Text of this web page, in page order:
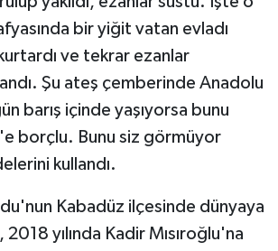
bir yiğit vatan evladı
ve tekrar ezanlar
Şu ateş çemberinde Anadolu
barış içinde yaşıyorsa bunu
borçlu. Bunu siz görmüyor
kullandı.
Kabadüz ilçesinde dünyaya
yılında Kadir Mısıroğlu'na